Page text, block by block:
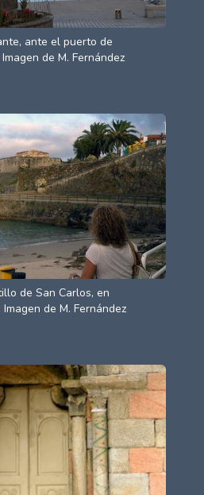
ante el puerto de
de M. Fernández
de San Carlos, en
de M. Fernández